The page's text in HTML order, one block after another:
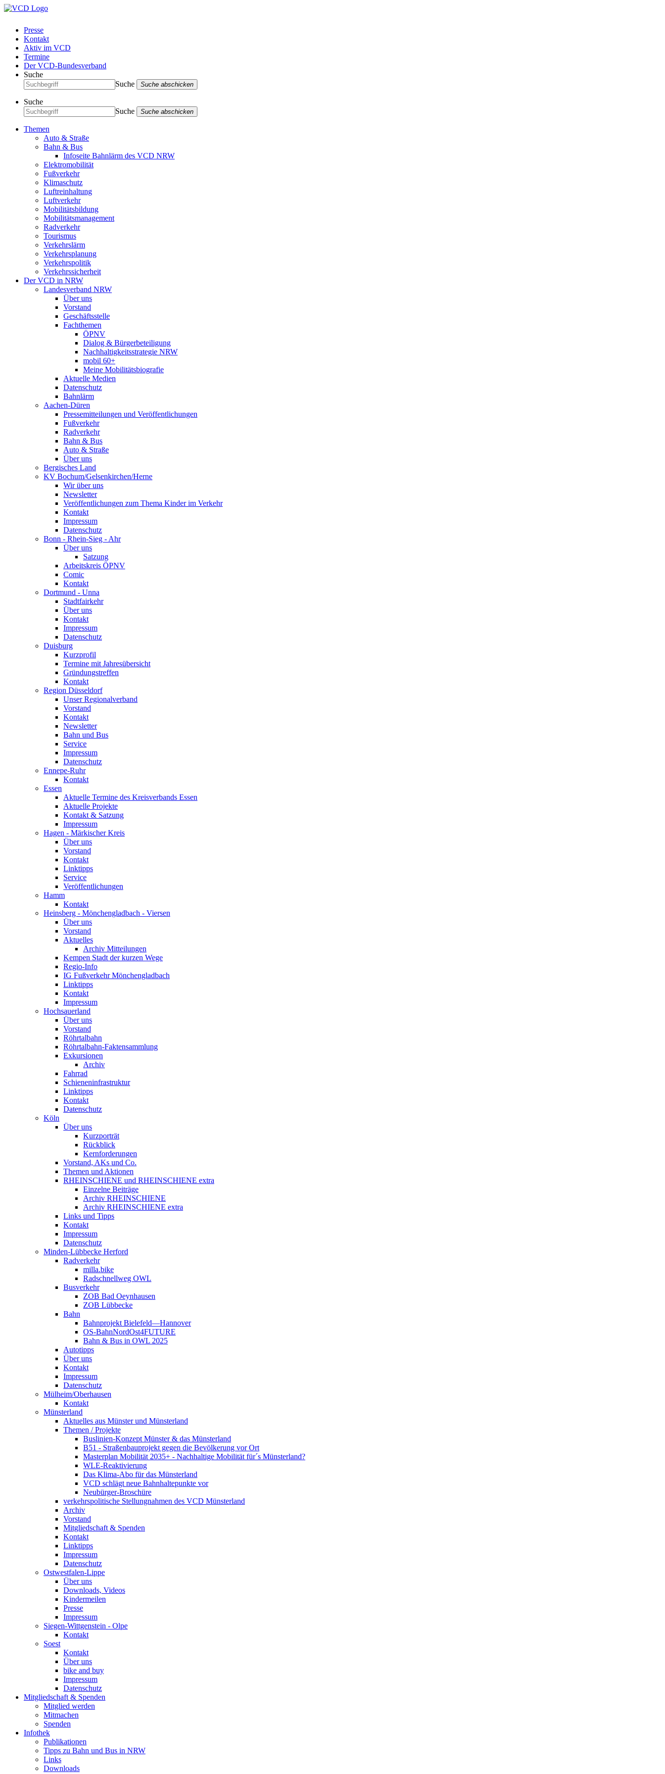
Presse
Kontakt
Aktiv im VCD
Termine
Der VCD-Bundesverband
Suche
Suche
Suche abschicken
Suche
Suche
Suche abschicken
Themen
Auto & Straße
Bahn & Bus
Infoseite Bahnlärm des VCD NRW
Elektromobilität
Fußverkehr
Klimaschutz
Luftreinhaltung
Luftverkehr
Mobilitätsbildung
Mobilitätsmanagement
Radverkehr
Tourismus
Verkehrslärm
Verkehrsplanung
Verkehrspolitik
Verkehrssicherheit
Der VCD in NRW
Landesverband NRW
Über uns
Vorstand
Geschäftsstelle
Fachthemen
ÖPNV
Dialog & Bürgerbeteiligung
Nachhaltigkeitsstrategie NRW
mobil 60+
Meine Mobilitätsbiografie
Aktuelle Medien
Datenschutz
Bahnlärm
Aachen-Düren
Pressemitteilungen und Veröffentlichungen
Fußverkehr
Radverkehr
Bahn & Bus
Auto & Straße
Über uns
Bergisches Land
KV Bochum/Gelsenkirchen/Herne
Wir über uns
Newsletter
Veröffentlichungen zum Thema Kinder im Verkehr
Kontakt
Impressum
Datenschutz
Bonn - Rhein-Sieg - Ahr
Über uns
Satzung
Arbeitskreis ÖPNV
Comic
Kontakt
Dortmund - Unna
Stadtfairkehr
Über uns
Kontakt
Impressum
Datenschutz
Duisburg
Kurzprofil
Termine mit Jahresübersicht
Gründungstreffen
Kontakt
Region Düsseldorf
Unser Regionalverband
Vorstand
Kontakt
Newsletter
Bahn und Bus
Service
Impressum
Datenschutz
Ennepe-Ruhr
Kontakt
Essen
Aktuelle Termine des Kreisverbands Essen
Aktuelle Projekte
Kontakt & Satzung
Impressum
Hagen - Märkischer Kreis
Über uns
Vorstand
Kontakt
Linktipps
Service
Veröffentlichungen
Hamm
Kontakt
Heinsberg - Mönchengladbach - Viersen
Über uns
Vorstand
Aktuelles
Archiv Mitteilungen
Kempen Stadt der kurzen Wege
Regio-Info
IG Fußverkehr Mönchengladbach
Linktipps
Kontakt
Impressum
Hochsauerland
Über uns
Vorstand
Röhrtalbahn
Röhrtalbahn-Faktensammlung
Exkursionen
Archiv
Fahrrad
Schieneninfrastruktur
Linktipps
Kontakt
Datenschutz
Köln
Über uns
Kurzporträt
Rückblick
Kernforderungen
Vorstand, AKs und Co.
Themen und Aktionen
RHEINSCHIENE und RHEINSCHIENE extra
Einzelne Beiträge
Archiv RHEINSCHIENE
Archiv RHEINSCHIENE extra
Links und Tipps
Kontakt
Impressum
Datenschutz
Minden-Lübbecke Herford
Radverkehr
milla.bike
Radschnellweg OWL
Busverkehr
ZOB Bad Oeynhausen
ZOB Lübbecke
Bahn
Bahnprojekt Bielefeld—Hannover
OS-BahnNordOst4FUTURE
Bahn & Bus in OWL 2025
Autotipps
Über uns
Kontakt
Impressum
Datenschutz
Mülheim/Oberhausen
Kontakt
Münsterland
Aktuelles aus Münster und Münsterland
Themen / Projekte
Buslinien-Konzept Münster & das Münsterland
B51 - Straßenbauprojekt gegen die Bevölkerung vor Ort
Masterplan Mobilität 2035+ - Nachhaltige Mobilität für´s Münsterland?
WLE-Reaktivierung
Das Klima-Abo für das Münsterland
VCD schlägt neue Bahnhaltepunkte vor
Neubürger-Broschüre
verkehrspolitische Stellungnahmen des VCD Münsterland
Archiv
Vorstand
Mitgliedschaft & Spenden
Kontakt
Linktipps
Impressum
Datenschutz
Ostwestfalen-Lippe
Über uns
Downloads, Videos
Kindermeilen
Presse
Impressum
Siegen-Wittgenstein - Olpe
Kontakt
Soest
Kontakt
Über uns
bike and buy
Impressum
Datenschutz
Mitgliedschaft & Spenden
Mitglied werden
Mitmachen
Spenden
Infothek
Publikationen
Tipps zu Bahn und Bus in NRW
Links
Downloads